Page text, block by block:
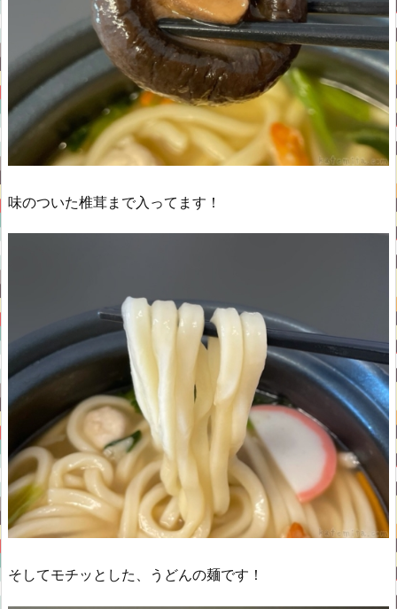
味のついた椎茸まで入ってます！
そしてモチッとした、うどんの麺です！